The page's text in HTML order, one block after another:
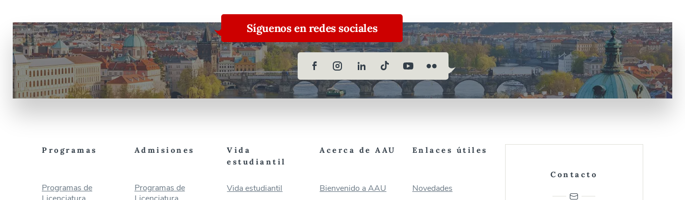
Síguenos en redes sociales
Programas
Programas de
Admisiones
Programas de
Vida
estudiantil
Vida estudiantil
Acerca de AAU
Bienvenido a AAU
Enlaces útiles
Novedades
Contacto